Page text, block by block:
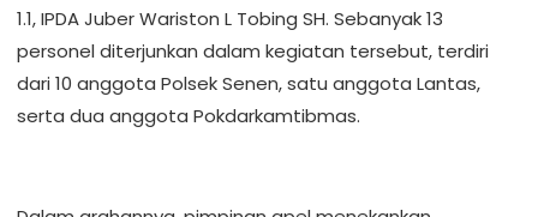
1.1, IPDA Juber Wariston L Tobing SH. Sebanyak 13
personel diterjunkan dalam kegiatan tersebut, terdiri
dari 10 anggota Polsek Senen, satu anggota Lantas,
serta dua anggota Pokdarkamtibmas.